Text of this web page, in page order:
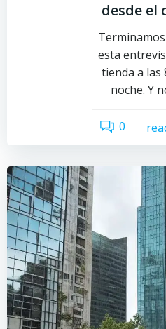
desde el
esta
tienda a las
noche. Y
0